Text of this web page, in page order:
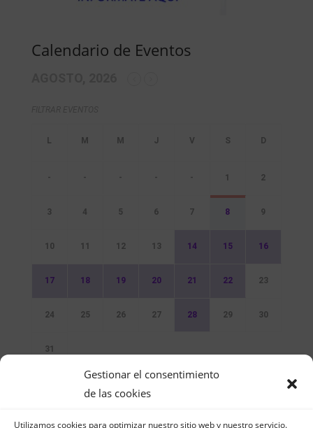
Gestionar el consentimiento
de las cookies
Utilizamos cookies para optimizar nuestro sitio web y nuestro servicio.
Calendario de Eventos
- - - - - 1 2
3 4 5 6 7 8 9
10 11 12 13 14 15 16
17 18 19 20 21 22 23
24 25 26 27 28 29 30
31
Sin Eventos